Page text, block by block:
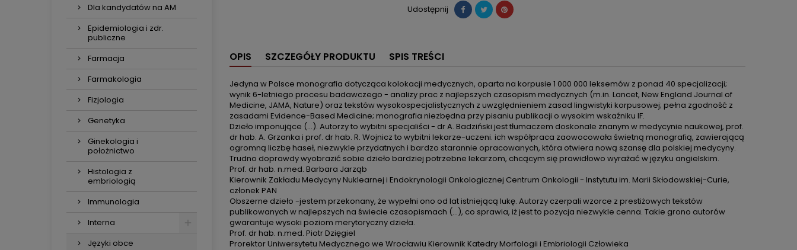
Dla kandydatów na AM
Epidemiologia i zdr.
publiczne
Farmacja
Farmakologia
Fizjologia
Genetyka
Ginekologia i
położnictwo
Histologia z
embriologią
Immunologia
Interna
Języki obce
Udostępnij
OPIS SZCZEGÓŁY PRODUKTU SPIS TREŚCI
Jedyna w Polsce monografia dotycząca kolokacji medycznych, oparta na korpusie 1 000 000 leksemów z ponad 40 specjalizacji;
wynik 6-letniego procesu badawczego - analizy prac z najlepszych czasopism medycznych (m.in. Lancet, New England Journal of
Medicine, JAMA, Nature) oraz tekstów wysokospecjalistycznych z uwzględnieniem zasad lingwistyki korpusowej; pełna zgodność z
zasadami Evidence-Based Medicine; monografia niezbędna przy pisaniu publikacji o wysokim wskaźniku IF.
Dzieło imponujące (...). Autorzy to wybitni specjaliści - dr A. Badziński jest tłumaczem doskonale znanym w medycynie naukowej, prof.
dr hab. A. Grzanka i prof. dr hab. R. Wojnicz to wybitni lekarze-uczeni. ich współpraca zaowocowała świetną monografią, zawierającą
ogromną liczbę haseł, niezwykle przydatnych i bardzo starannie opracowanych, która otwiera nową szansę dla polskiej medycyny.
Trudno doprawdy wyobrazić sobie dzieło bardziej potrzebne lekarzom, chcącym się prawidłowo wyrażać w języku angielskim.
Prof. dr hab. n.med. Barbara Jarząb
Kierownik Zakładu Medycyny Nuklearnej i Endokrynologii Onkologicznej Centrum Onkologii - Instytutu im. Marii Skłodowskiej-Curie,
członek PAN
Obszerne dzieło -jestem przekonany, że wypełni ono od lat istniejącą lukę. Autorzy czerpali wzorce z prestiżowych tekstów
publikowanych w najlepszych na świecie czasopismach (...), co sprawia, iż jest to pozycja niezwykle cenna. Takie grono autorów
gwarantuje wysoki poziom merytoryczny dzieła.
Prof. dr hab. n.med. Piotr Dzięgiel
Prorektor Uniwersytetu Medycznego we Wrocławiu Kierownik Katedry Morfologii i Embriologii Człowieka